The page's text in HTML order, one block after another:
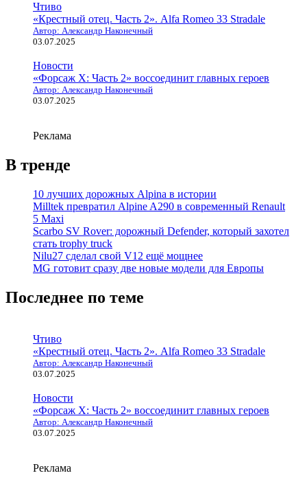
Чтиво
«Крестный отец. Часть 2». Alfa Romeo 33 Stradale
Автор: Александр Наконечный
03.07.2025
Новости
«Форсаж X: Часть 2» воссоединит главных героев
Автор: Александр Наконечный
03.07.2025
Реклама
В тренде
10 лучших дорожных Alpina в истории
Milltek превратил Alpine A290 в современный Renault
5 Maxi
Scarbo SV Rover: дорожный Defender, который захотел
стать trophy truck
Nilu27 сделал свой V12 ещё мощнее
MG готовит сразу две новые модели для Европы
Последнее по теме
Чтиво
«Крестный отец. Часть 2». Alfa Romeo 33 Stradale
Автор: Александр Наконечный
03.07.2025
Новости
«Форсаж X: Часть 2» воссоединит главных героев
Автор: Александр Наконечный
03.07.2025
Реклама